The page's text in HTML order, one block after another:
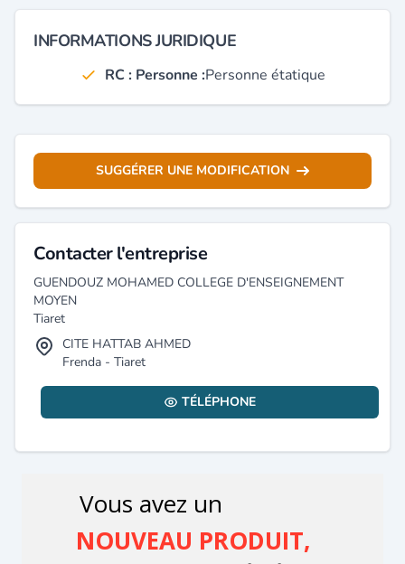
INFORMATIONS JURIDIQUE
RC : Personne :Personne étatique
SUGGÉRER UNE MODIFICATION
Contacter l'entreprise
GUENDOUZ MOHAMED COLLEGE D'ENSEIGNEMENT
MOYEN
Tiaret
CITE HATTAB AHMED
Frenda - Tiaret
TÉLÉPHONE